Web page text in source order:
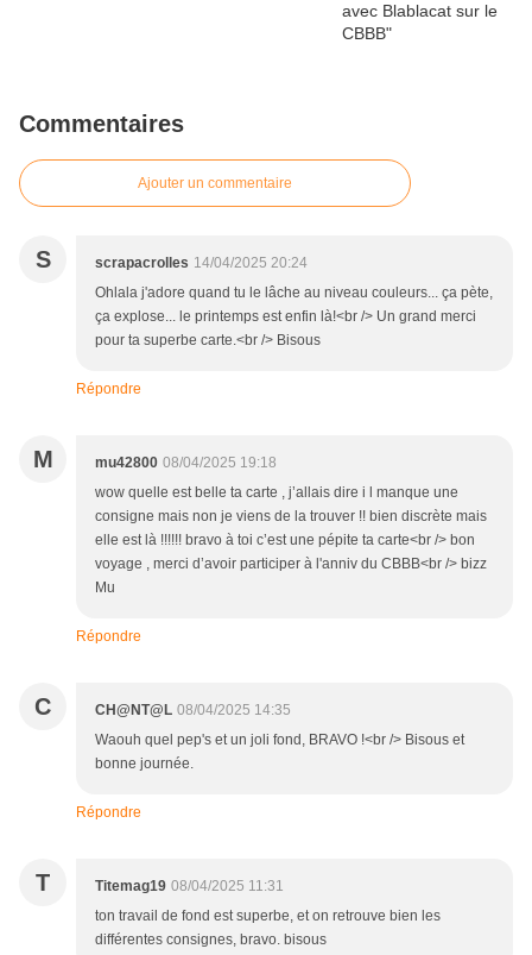
Commentaires
Ajouter un commentaire
S scrapacrolles 14/04/2025 20:24
Ohlala j'adore quand tu le lâche au niveau couleurs... ça pète,
ça explose... le printemps est enfin là!<br /> Un grand merci
pour ta superbe carte.<br /> Bisous
Répondre
M mu42800 08/04/2025 19:18
wow quelle est belle ta carte , j’allais dire i l manque une
consigne mais non je viens de la trouver !! bien discrète mais
elle est là !!!!!! bravo à toi c’est une pépite ta carte<br /> bon
voyage , merci d’avoir participer à l'anniv du CBBB<br /> bizz
Mu
Répondre
C CH@NT@L 08/04/2025 14:35
Waouh quel pep's et un joli fond, BRAVO !<br /> Bisous et
bonne journée.
Répondre
T Titemag19 08/04/2025 11:31
ton travail de fond est superbe, et on retrouve bien les
différentes consignes, bravo. bisous